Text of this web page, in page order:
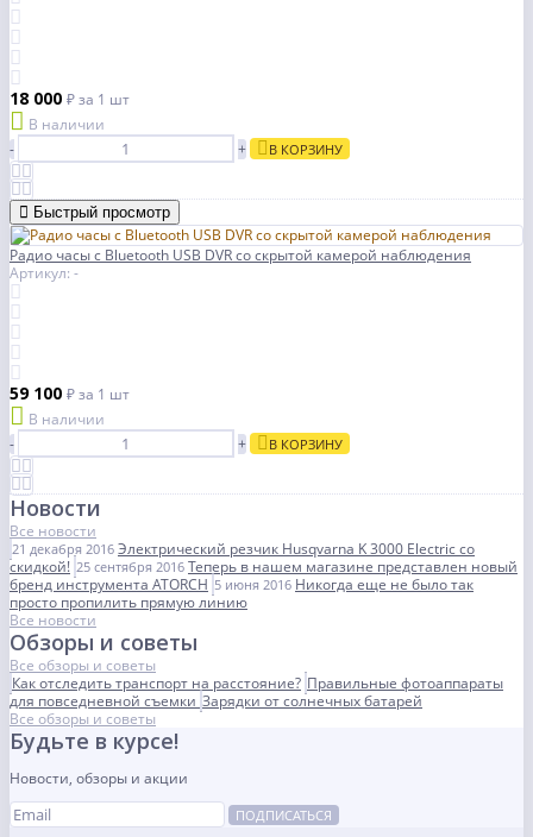
18 000 ₽за 1 шт
В наличии
-
+ В КОРЗИНУ
Быстрый просмотр
Радио часы с Bluetooth USB DVR со скрытой камерой наблюдения
Артикул: -
59 100 ₽за 1 шт
В наличии
-
+ В КОРЗИНУ
Новости
Все новости
21 декабря 2016 Электрический резчик Husqvarna K 3000 Electric со
скидкой! 25 сентября 2016 Теперь в нашем магазине представлен новый
бренд инструмента ATORCH 5 июня 2016 Никогда еще не было так
просто пропилить прямую линию
Все новости
Обзоры и советы
Все обзоры и советы
Как отследить транспорт на расстояние? Правильные фотоаппараты
для повседневной съемки Зарядки от солнечных батарей
Все обзоры и советы
Будьте в курсе!
Новости, обзоры и акции
ПОДПИСАТЬСЯ